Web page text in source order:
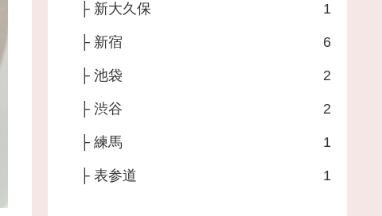
├ 新大久保 1
├ 新宿 6
├ 池袋 2
├ 渋谷 2
├ 練馬 1
├ 表参道 1